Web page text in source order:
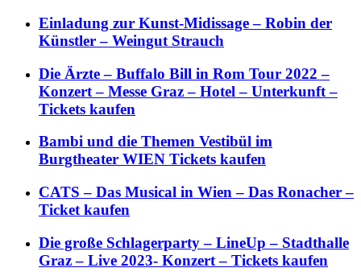
Einladung zur Kunst-Midissage – Robin der
Künstler – Weingut Strauch
Die Ärzte – Buffalo Bill in Rom Tour 2022 –
Konzert – Messe Graz – Hotel – Unterkunft –
Tickets kaufen
Bambi und die Themen Vestibül im
Burgtheater WIEN Tickets kaufen
CATS – Das Musical in Wien – Das Ronacher –
Ticket kaufen
Die große Schlagerparty – LineUp – Stadthalle
Graz – Live 2023- Konzert – Tickets kaufen